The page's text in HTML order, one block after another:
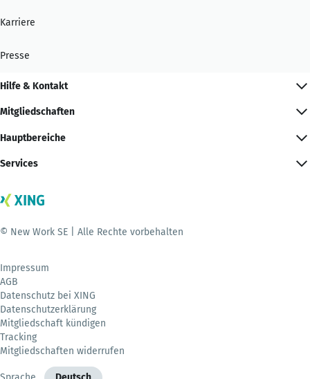
Karriere
Presse
Hilfe & Kontakt
Mitgliedschaften
Hauptbereiche
Services
© New Work SE | Alle Rechte vorbehalten
Impressum
AGB
Datenschutz bei XING
Datenschutzerklärung
Mitgliedschaft kündigen
Tracking
Mitgliedschaften widerrufen